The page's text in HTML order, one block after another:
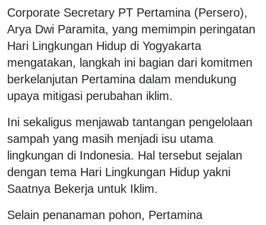
Corporate Secretary PT Pertamina (Persero),
Arya Dwi Paramita, yang memimpin peringatan
Hari Lingkungan Hidup di Yogyakarta
mengatakan, langkah ini bagian dari komitmen
berkelanjutan Pertamina dalam mendukung
upaya mitigasi perubahan iklim.
Ini sekaligus menjawab tantangan pengelolaan
sampah yang masih menjadi isu utama
lingkungan di Indonesia. Hal tersebut sejalan
dengan tema Hari Lingkungan Hidup yakni
Saatnya Bekerja untuk Iklim.
Selain penanaman pohon, Pertamina